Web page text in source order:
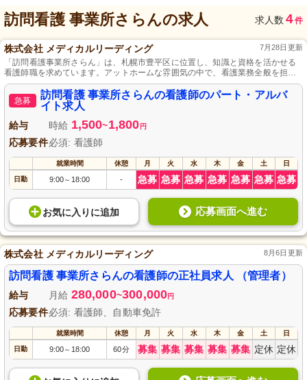
訪問看護 事業所さらんの求人 求人数 4件
株式会社 メディカルリーディング 7月28日更新
「訪問看護事業所さらん」は、札幌市豊平区に位置し、知識と資格を活かせる
看護師職を求めています。アットホームな雰囲気の中で、看護業務全般を担当
し、利用者の安心した生活をサポートします。通勤には全額支給の交通費があ
り、資格を活かして安心して働けます。
急募
訪問看護 事業所さらんの看護師のパート・アルバ
イト求人
給与 時給 1,500~1,800 円
応募要件必須: 看護師
就業時間 休憩 月 火 水 木 金 土 日
日勤 9:00～ 18:00 - 急募 急募 急募 急募 急募 急募 急募
お気に入り に追加 応募画面へ進む
株式会社 メディカルリーディング 8月6日更新
訪問看護 事業所さらんの看護師の正社員求人 （管理者）
給与 月給 280,000~300,000円
応募要件必須: 看護師、自動車免許
就業時間 休憩 月 火 水 木 金 土 日
日勤 9:00～ 18:00 60分 募集 募集 募集 募集 募集 定休 定休